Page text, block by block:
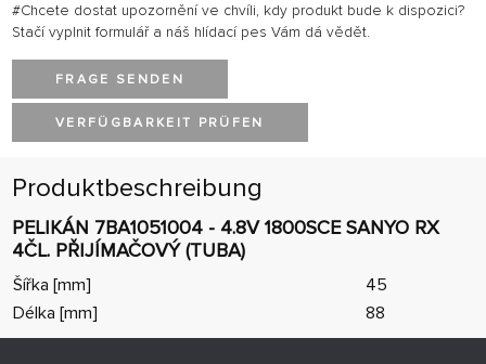
#Chcete dostat upozornění ve chvíli, kdy produkt bude k dispozici?
Stačí vyplnit formulář a náš hlídací pes Vám dá vědět.
FRAGE SENDEN
VERFÜGBARKEIT PRÜFEN
Produktbeschreibung
PELIKÁN 7BA1051004 - 4.8V 1800SCE SANYO RX
4ČL. PŘIJÍMAČOVÝ (TUBA)
Šířka [mm]
45
Délka [mm]
88